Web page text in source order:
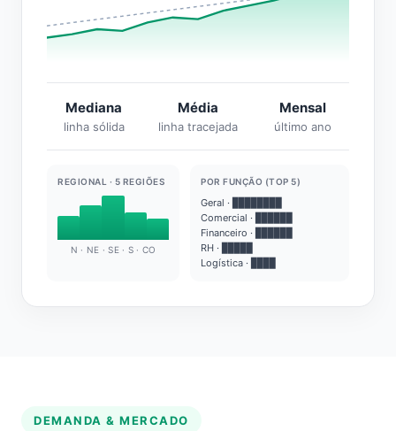
Mediana
linha sólida
Média
linha tracejada
Mensal
último ano
REGIONAL · 5 REGIÕES
N · NE · SE · S · CO
POR FUNÇÃO (TOP 5)
Geral · ████████
Comercial · ██████
Financeiro · ██████
RH · █████
Logística · ████
DEMANDA & MERCADO